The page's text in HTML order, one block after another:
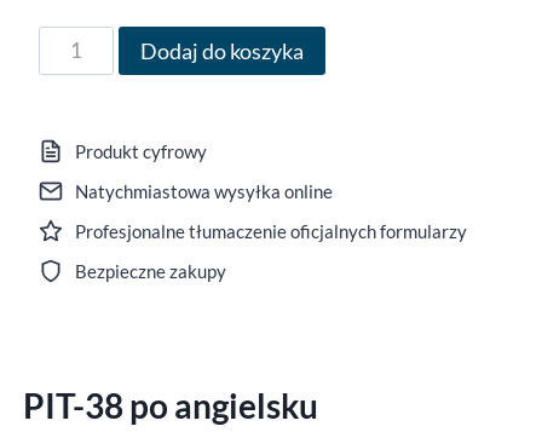
ilość
Formularz
38
po
angielsku
za
rok
edytowalny
Dodaj do koszyka
Produkt cyfrowy
Natychmiastowa wysyłka online
Profesjonalne tłumaczenie oficjalnych formularzy
Bezpieczne zakupy
PIT-38 po angielsku